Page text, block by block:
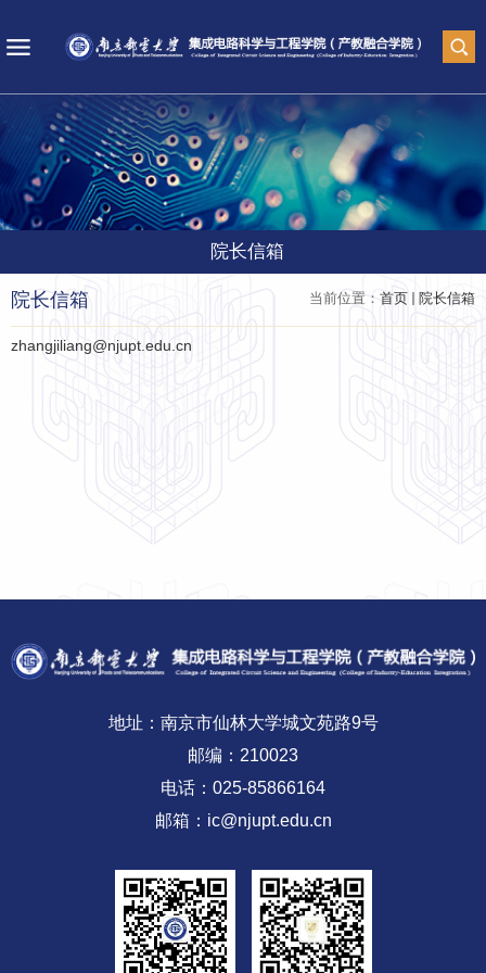
院长信箱
当前位置： 首页 院长信箱
院长信箱
zhangjiliang@njupt.edu.cn
地址：南京市仙林大学城文苑路9号
邮编：210023
电话：025-85866164
邮箱：ic@njupt.edu.cn